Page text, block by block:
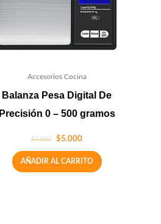
Accesorios Cocina
Balanza Pesa Digital De
Precisión 0 – 500 gramos
$7.000 $5.000
AÑADIR AL CARRITO